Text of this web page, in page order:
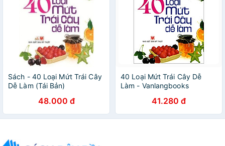
Sách - 40 Loại Mứt Trái Cây
Dễ Làm (Tái Bản)
48.000 đ
40 Loại Mứt Trái Cây Dễ
Làm - Vanlangbooks
41.280 đ